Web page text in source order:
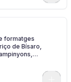
formatges
de Bísaro,